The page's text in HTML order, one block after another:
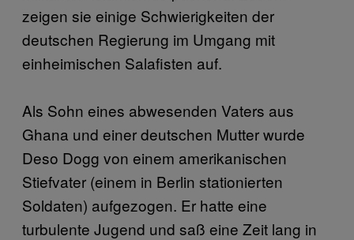
zeigen sie einige Schwierigkeiten der
deutschen Regierung im Umgang mit
einheimischen Salafisten auf.
Als Sohn eines abwesenden Vaters aus
Ghana und einer deutschen Mutter wurde
Deso Dogg von einem amerikanischen
Stiefvater (einem in Berlin stationierten
Soldaten) aufgezogen. Er hatte eine
turbulente Jugend und saß eine Zeit lang in